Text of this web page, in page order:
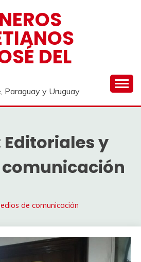
DEL
Paraguay y Uruguay
Editoriales y
de comunicación